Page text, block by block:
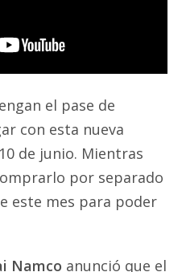
el pase de
con esta nueva
de junio. Mientras
por separado
este mes para poder
Namco anunció que el